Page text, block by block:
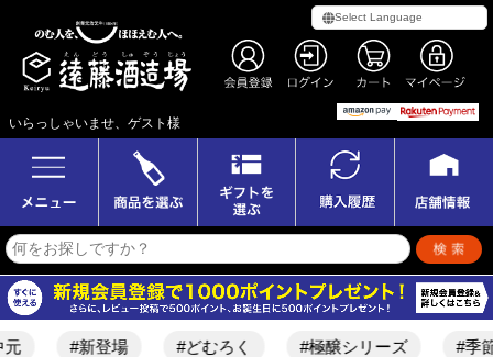
いらっしゃいませ、ゲスト様
登場 #どむろく #極醸シリーズ #季節限定酒